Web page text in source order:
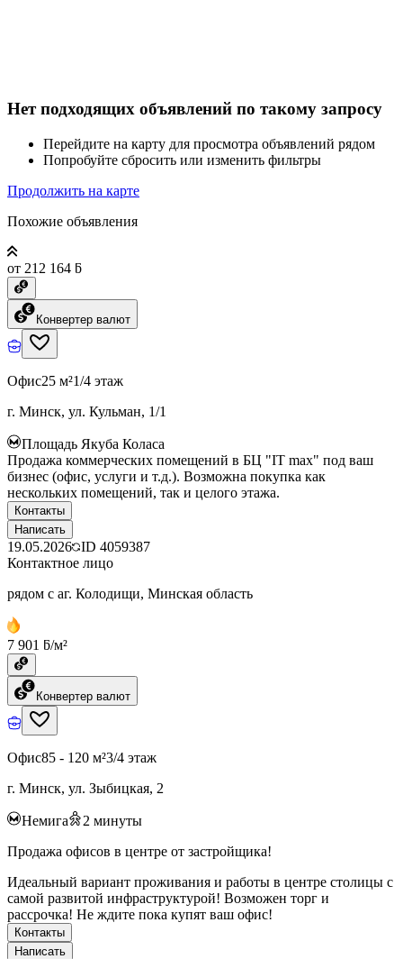
Нет подходящих объявлений по такому запросу
Перейдите на карту для просмотра объявлений рядом
Попробуйте сбросить или изменить фильтры
Продолжить на карте
Похожие объявления
от 212 164 ƃ
Конвертер валют
Офис25 м²1/4 этаж
г. Минск, ул. Кульман, 1/1
Площадь Якуба Коласа
Продажа коммерческих помещений в БЦ "IT max" под ваш
бизнес (офис, услуги и т.д.). Возможна покупка как
нескольких помещений, так и целого этажа.
Контакты
Написать
19.05.2026 ID 4059387
Контактное лицо
рядом с аг. Колодищи, Минская область
7 901 ƃ/м²
Конвертер валют
Офис85 - 120 м²3/4 этаж
г. Минск, ул. Зыбицкая, 2
Немига 2 минуты
Продажа офисов в центре от застройщика!
Идеальный вариант проживания и работы в центре столицы с
самой развитой инфраструктурой! Возможен торг и
рассрочка! Не ждите пока купят ваш офис!
Контакты
Написать